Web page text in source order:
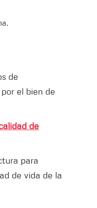
de
el bien de
de
para
de vida de la